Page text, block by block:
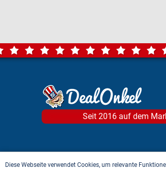
Seit 2016 auf dem
Diese Webseite verwendet Cookies, um relevante